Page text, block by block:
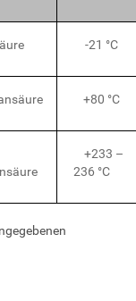
-21 °C
+80 °C
+233 –
236 °C